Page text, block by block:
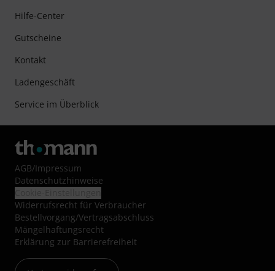
Hilfe-Center
Gutscheine
Kontakt
Ladengeschäft
Service im Überblick
AGB/Impressum
Datenschutzhinweise
Widerrufsrecht für Verbraucher
Bestellvorgang/Vertragsabschluss
Mängelhaftungsrecht
Erklärung zur Barrierefreiheit